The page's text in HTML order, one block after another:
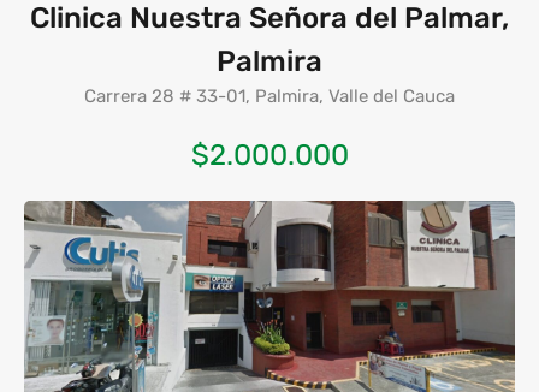
Clinica Nuestra Señora del Palmar,
Palmira
Carrera 28 # 33-01, Palmira, Valle del Cauca
$2.000.000